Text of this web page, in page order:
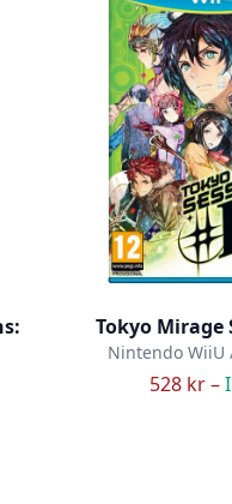
Tokyo Mirage
Nintendo WiiU
528 kr –